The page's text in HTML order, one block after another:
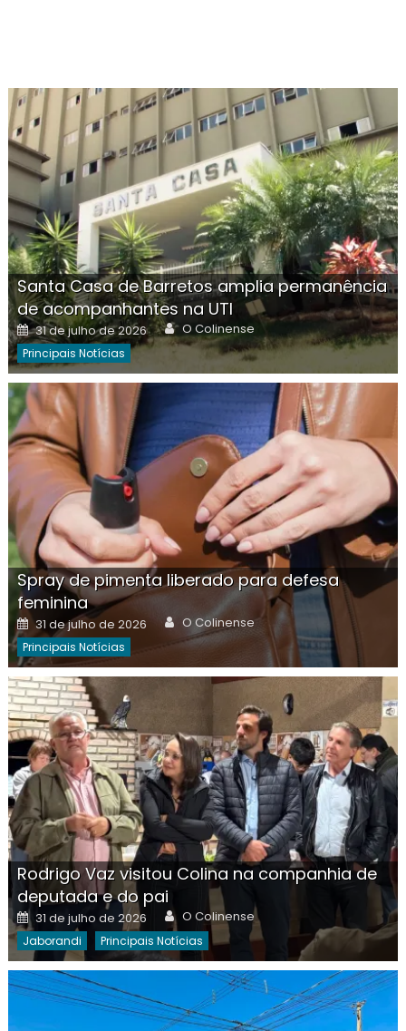
Santa Casa de Barretos amplia permanência
de acompanhantes na UTI
Posted
on
31 de julho de 2026 Author
O Colinense
Principais Notícias
Spray de pimenta liberado para defesa
feminina
Posted
on
31 de julho de 2026 Author
O Colinense
Principais Notícias
Rodrigo Vaz visitou Colina na companhia de
deputada e do pai
Posted
on
31 de julho de 2026 Author
O Colinense
Jaborandi Principais Notícias